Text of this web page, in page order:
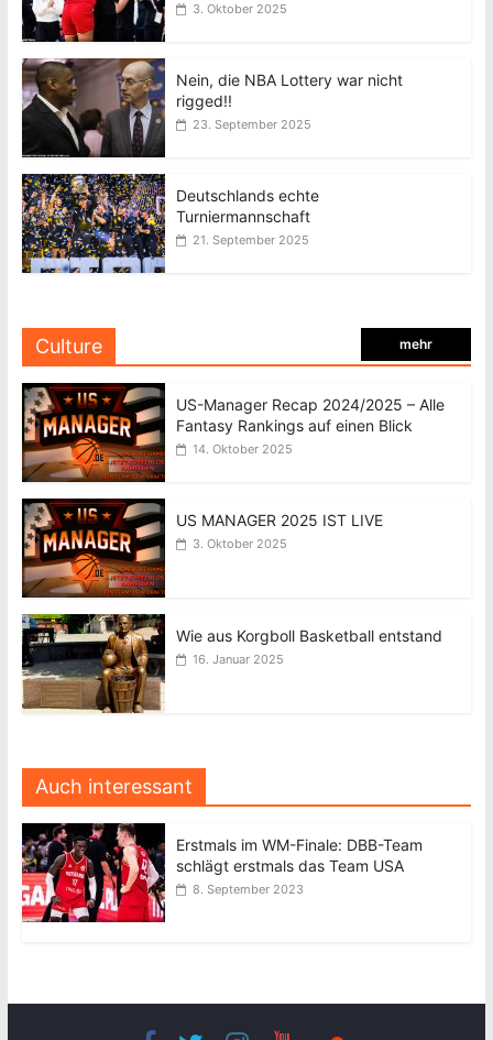
3. Oktober 2025
Nein, die NBA Lottery war nicht
rigged!!
23. September 2025
Deutschlands echte
Turniermannschaft
21. September 2025
Culture mehr
US-Manager Recap 2024/2025 – Alle
Fantasy Rankings auf einen Blick
14. Oktober 2025
US MANAGER 2025 IST LIVE
3. Oktober 2025
Wie aus Korgboll Basketball entstand
16. Januar 2025
Auch interessant
Erstmals im WM-Finale: DBB-Team
schlägt erstmals das Team USA
8. September 2023